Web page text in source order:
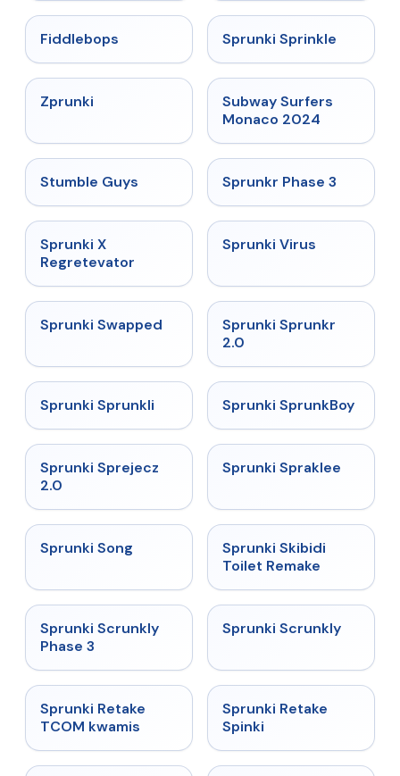
Fiddlebops ★
Sprunki Sprinkle
Zprunki ★
Subway Surfers
Monaco 2024
Stumble Guys ★
Sprunkr Phase 3
Sprunki X
Regretevator
Sprunki Virus
★ 4.7
Sprunki Swapped ★
Sprunki Sprunkr
2.0
★
Sprunki Sprunkli ★ 4.8
Sprunki SprunkBoy
★ 4.7
Sprunki Sprejecz
2.0
★ 4.7
Sprunki Spraklee
Sprunki Song ★
Sprunki Skibidi
Toilet Remake
★ 4.7
Sprunki Scrunkly
Phase 3
★ 4.7
Sprunki Scrunkly
★
Sprunki Retake
TCOM kwamis
★
Sprunki Retake
Spinki